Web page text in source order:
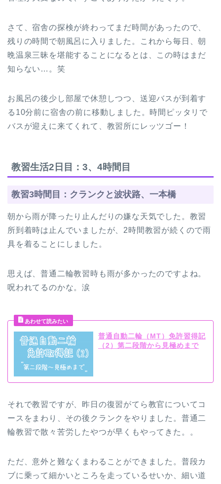
さて、宿舎の探検が終わってまだ時間があったので、
残りの時間で朝風呂に入りました。これから毎日、朝
晩温泉三昧を堪能することになるとは、この時はまだ
知らない…。笑
お風呂の後少し部屋で休憩しつつ、送迎バスが到着す
る10分前に宿舎の前に移動しました。時間ピッタリで
バスが迎えに来てくれて、教習所にレッツゴー！
教習生活2日目：3、4時間目
教習3時間目：クランクと波状路、一本橋
朝から雨が降ったり止んだりの嫌な天気でした。教習
所到着時は止んでいましたが、2時間教習が続くので雨
具を着ることにしました。
思えば、普通二輪教習時も雨が多かったのですよね。
呪われてるのかな。涙
普通自動二輪（MT）免許習得記
（2）第二段階から見極めまで
それで教習ですが、昨日の復習がてら教官についてコ
ースをまわり、その後クランクをやりました。普通二
輪教習で散々苦労したやつが早くもやってきた。。
ただ、意外と難なくまわることができました。普段カ
ブに乗って細かいところを走っているせいか、細い道